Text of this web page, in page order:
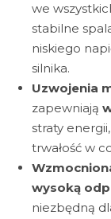
we
stabilne
niskiego
silnika.
Uzwojenia
zapewniają
straty
trwałość w
wysoką
niezbędną